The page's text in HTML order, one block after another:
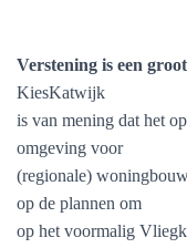
Verstening is een
KiesKatwijk
is van mening dat het
omgeving voor
(regionale)
op de plannen om
op het voormalig